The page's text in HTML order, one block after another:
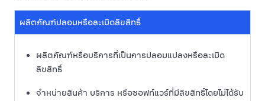
ผลิตภัณฑ์ปลอมหรือละเมิดลิขสิทธิ์
ผลิตภัณฑ์หรือบริการที่เป็นการปลอมแปลงหรือละเมิด
ลิขสิทธิ์
จำหน่ายสินค้า บริการ หรือซอฟท์แวร์ที่มีลิขสิทธิ์โดยไม่ได้รับ